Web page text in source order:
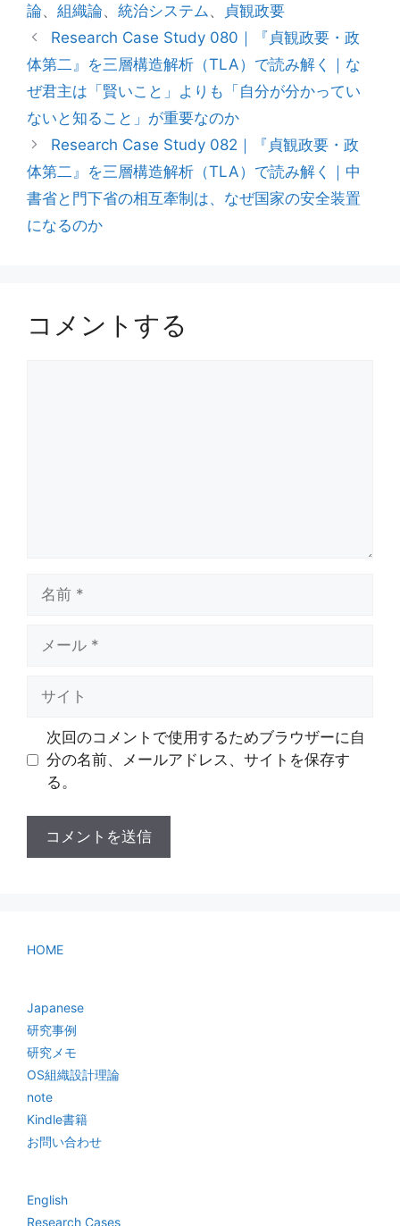
ー
論、 組織論、 統治システム 、
貞観政要
Research Case Study 080｜『貞観政要・政
体第二』を三層構造解析（TLA）で読み解く｜な
ぜ君主は「賢いこと」よりも「自分が分かってい
ないと知ること」が重要なのか
Research Case Study 082｜『貞観政要・政
体第二』を三層構造解析（TLA）で読み解く｜中
書省と門下省の相互牽制は、なぜ国家の安全装置
になるのか
コメントする
次回のコメントで使用するためブラウザーに自
分の名前、メールアドレス、サイトを保存す
る。
HOME
Japanese
研究事例
研究メモ
OS組織設計理論
note
Kindle書籍
お問い合わせ
English
Research Cases